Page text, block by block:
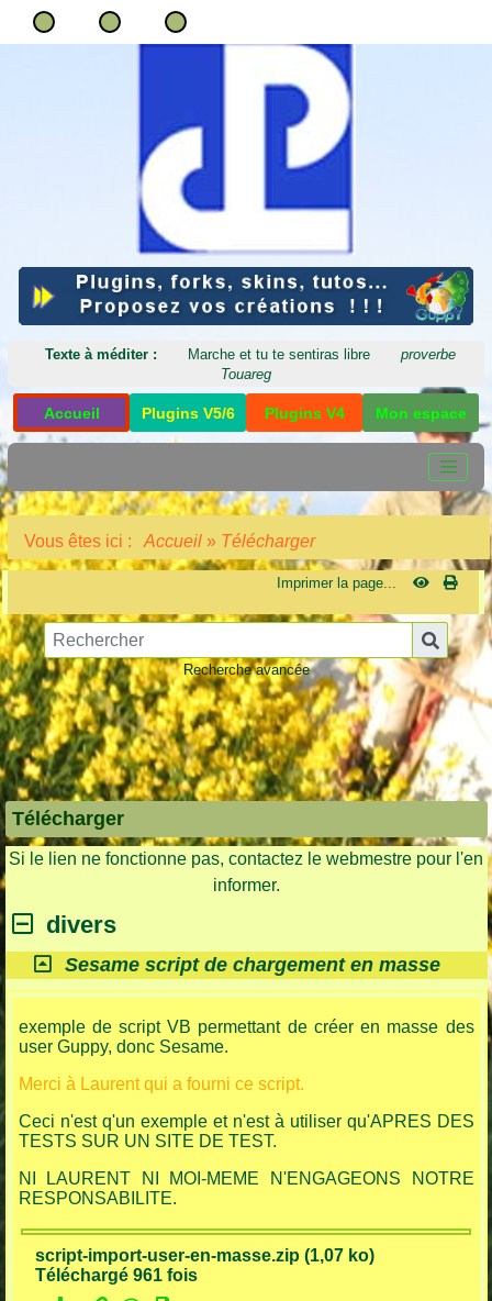
Texte à méditer : Marche et tu te sentiras libre
proverbe
Touareg
Accueil Plugins V5/6 Plugins V4 Mon espace
Vous êtes ici : Accueil » Télécharger
Imprimer la page...
Recherche avancée
Télécharger
Si le lien ne fonctionne pas, contactez le webmestre pour l'en
informer.
divers
Sesame script de chargement en masse
exemple de script VB permettant de créer en masse des
user Guppy, donc Sesame.
Merci à Laurent qui a fourni ce script.
Ceci n'est q'un exemple et n'est à utiliser qu'APRES DES
TESTS SUR UN SITE DE TEST.
NI LAURENT NI MOI-MEME N'ENGAGEONS NOTRE
RESPONSABILITE.
script-import-user-en-masse.zip (1,07 ko)
Téléchargé 961 fois